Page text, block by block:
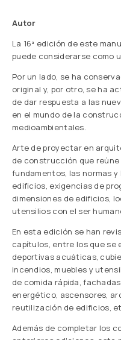
Autor
La 16ª edición de este
puede considerarse como
Por un lado, se ha
original y, por otro, se ha
de dar respuesta a las
en el mundo de la
medioambientales.
Arte de proyectar en
de construcción que
fundamentos, las normas
edificios, exigencias de
dimensiones de edificios,
utensilios con el ser
En esta edición se han
capítulos, entre los que
deportivas acuáticas,
incendios, muebles y
de comida rápida,
energético, ascensores,
reutilización de edificios,
Además de completar los